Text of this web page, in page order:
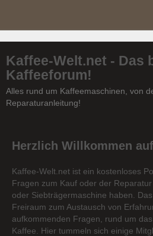
Kaffee-Welt.net - Das
Kaffeeforum!
Alles rund um Kaffeemaschinen, von
Reparaturanleitung!
Herzlich Willkommen
Kaffee-Welt.net ist ein kostenloses
Fragen zum Kauf oder der
oder Siebträgermaschine haben.
Freiraum zum Austausch von
aufkommenden Fragen, rund um
Kaffee. Hier tummeln sich einige